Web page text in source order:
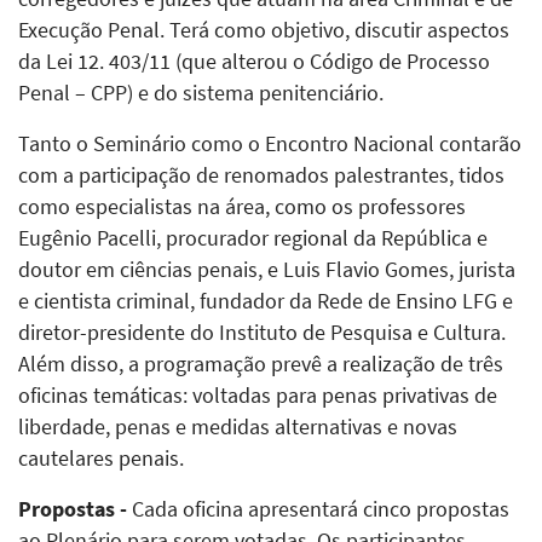
Execução Penal. Terá como objetivo, discutir aspectos
da Lei 12. 403/11 (que alterou o Código de Processo
Penal – CPP) e do sistema penitenciário.
Tanto o Seminário como o Encontro Nacional contarão
com a participação de renomados palestrantes, tidos
como especialistas na área, como os professores
Eugênio Pacelli, procurador regional da República e
doutor em ciências penais, e Luis Flavio Gomes, jurista
e cientista criminal, fundador da Rede de Ensino LFG e
diretor-presidente do Instituto de Pesquisa e Cultura.
Além disso, a programação prevê a realização de três
oficinas temáticas: voltadas para penas privativas de
liberdade, penas e medidas alternativas e novas
cautelares penais.
Propostas - Cada oficina apresentará cinco propostas